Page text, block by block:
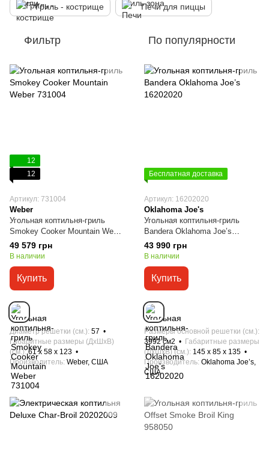
Гриль - кострище Печи для пиццы
Фильтр По популярности
12
12
Артикул: 731004
Weber
Угольная коптильня-гриль
Smokey Cooker Mountain Weber
731004
49 579 грн
В наличии
Купить
Диаметр решетки (см.) 57
Габаритные размеры (ДхШхВ)
(см.) 61 х 58 x 123
Производитель Weber, США
Бесплатная доставка
Артикул: 16202020
Oklahoma Joe's
Угольная коптильня-гриль
Bandera Oklahoma Joe’s
16202020
43 990 грн
В наличии
Купить
Размеры основной решетки (см.)
3992 см2
Габаритные размеры
(ДхШхВ) (см.) 145 x 85 x 135
Производитель Oklahoma Joe’s,
США